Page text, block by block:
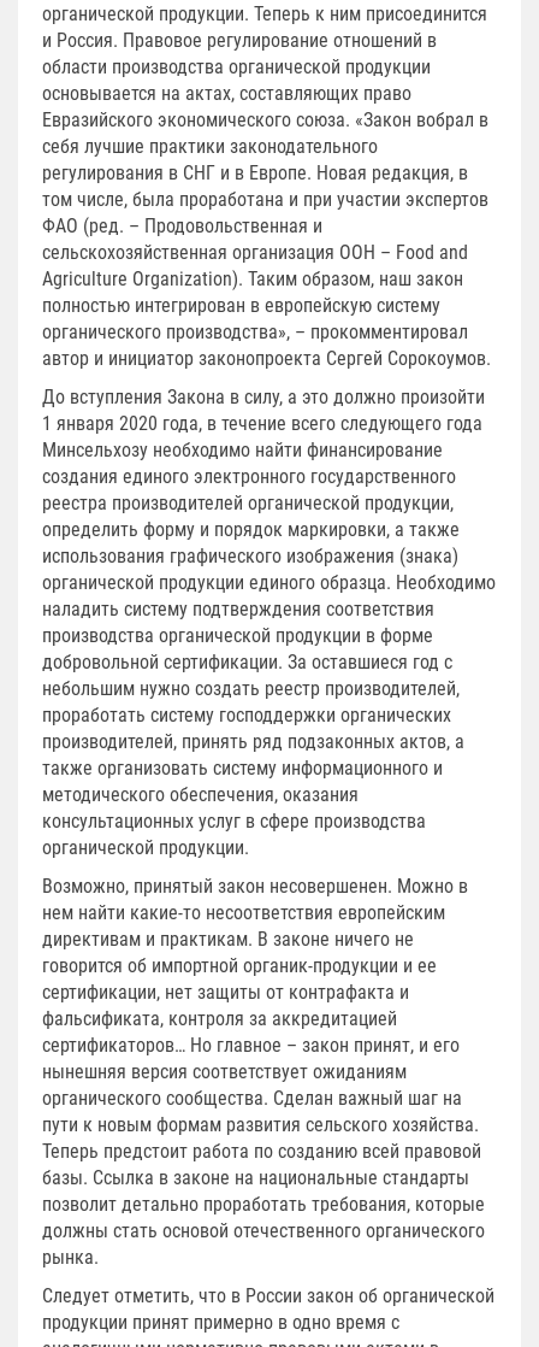
органической продукции. Теперь к ним присоединится
и Россия. Правовое регулирование отношений в
области производства органической продукции
основывается на актах, составляющих право
Евразийского экономического союза. «Закон вобрал в
себя лучшие практики законодательного
регулирования в СНГ и в Европе. Новая редакция, в
том числе, была проработана и при участии экспертов
ФАО (ред. – Продовольственная и
сельскохозяйственная организация ООН – Food and
Agriculture Organization). Таким образом, наш закон
полностью интегрирован в европейскую систему
органического производства», – прокомментировал
автор и инициатор законопроекта Сергей Сорокоумов.
До вступления Закона в силу, а это должно произойти
1 января 2020 года, в течение всего следующего года
Минсельхозу необходимо найти финансирование
создания единого электронного государственного
реестра производителей органической продукции,
определить форму и порядок маркировки, а также
использования графического изображения (знака)
органической продукции единого образца. Необходимо
наладить систему подтверждения соответствия
производства органической продукции в форме
добровольной сертификации. За оставшиеся год с
небольшим нужно создать реестр производителей,
проработать систему господдержки органических
производителей, принять ряд подзаконных актов, а
также организовать систему информационного и
методического обеспечения, оказания
консультационных услуг в сфере производства
органической продукции.
Возможно, принятый закон несовершенен. Можно в
нем найти какие-то несоответствия европейским
директивам и практикам. В законе ничего не
говорится об импортной органик-продукции и ее
сертификации, нет защиты от контрафакта и
фальсификата, контроля за аккредитацией
сертификаторов… Но главное – закон принят, и его
нынешняя версия соответствует ожиданиям
органического сообщества. Сделан важный шаг на
пути к новым формам развития сельского хозяйства.
Теперь предстоит работа по созданию всей правовой
базы. Ссылка в законе на национальные стандарты
позволит детально проработать требования, которые
должны стать основой отечественного органического
рынка.
Следует отметить, что в России закон об органической
продукции принят примерно в одно время с